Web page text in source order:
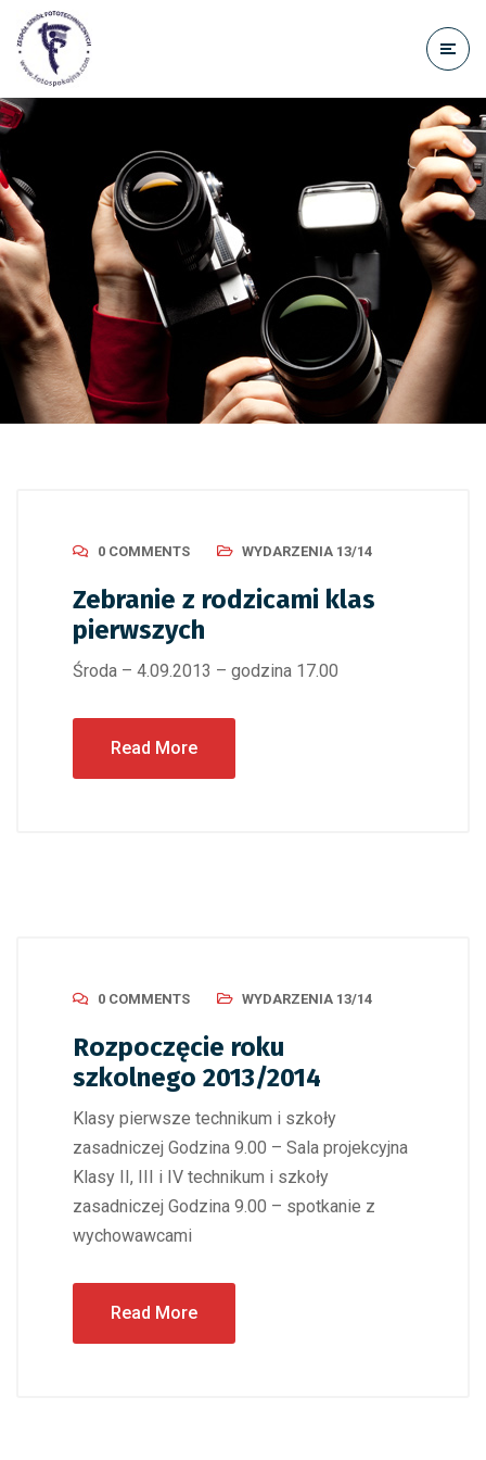
treści
0 COMMENTS WYDARZENIA 13/14
Zebranie z rodzicami klas
pierwszych
Środa – 4.09.2013 – godzina 17.00
Read More
0 COMMENTS WYDARZENIA 13/14
Rozpoczęcie roku
szkolnego 2013/2014
Klasy pierwsze technikum i szkoły
zasadniczej Godzina 9.00 – Sala projekcyjna
Klasy II, III i IV technikum i szkoły
zasadniczej Godzina 9.00 – spotkanie z
wychowawcami
Read More